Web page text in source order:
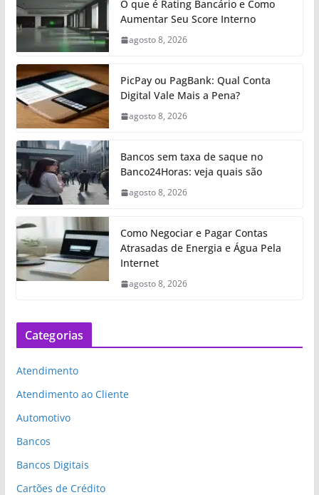
O que é Rating Bancário e Como
Aumentar Seu Score Interno
agosto 8, 2026
PicPay ou PagBank: Qual Conta
Digital Vale Mais a Pena?
agosto 8, 2026
Bancos sem taxa de saque no
Banco24Horas: veja quais são
agosto 8, 2026
Como Negociar e Pagar Contas
Atrasadas de Energia e Água Pela
Internet
agosto 8, 2026
Categorias
Atendimento
Atendimento ao Cliente
Automotivo
Bancos
Bancos Digitais
Cartões de Crédito